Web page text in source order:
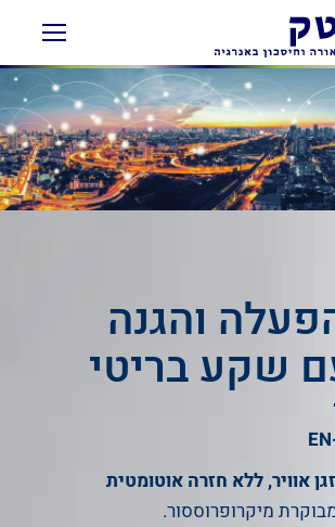
והגנה
שקע בריטי
אוויר, ללא חזרה אוטומטית
מיקרופרוססור.